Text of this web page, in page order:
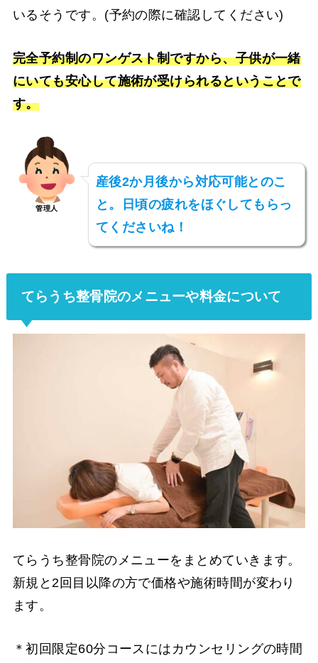
いるそうです。(予約の際に確認してください)
完全予約制のワンゲスト制ですから、子供が一緒
にいても安心して施術が受けられるということで
す。
管理人
産後2か月後から対応可能とのこ
と。日頃の疲れをほぐしてもらっ
てくださいね！
てらうち整骨院のメニューや料金について
てらうち整骨院のメニューをまとめていきます。
新規と2回目以降の方で価格や施術時間が変わり
ます。
＊初回限定60分コースにはカウンセリングの時間